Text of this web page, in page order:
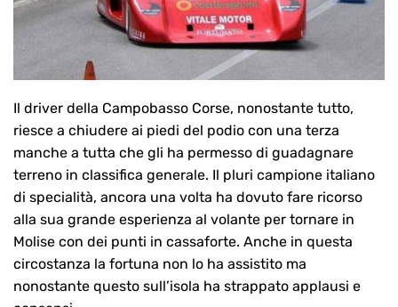
Il driver della Campobasso Corse, nonostante tutto,
riesce a chiudere ai piedi del podio con una terza
manche a tutta che gli ha permesso di guadagnare
terreno in classifica generale. Il pluri campione italiano
di specialità, ancora una volta ha dovuto fare ricorso
alla sua grande esperienza al volante per tornare in
Molise con dei punti in cassaforte. Anche in questa
circostanza la fortuna non lo ha assistito ma
nonostante questo sull’isola ha strappato applausi e